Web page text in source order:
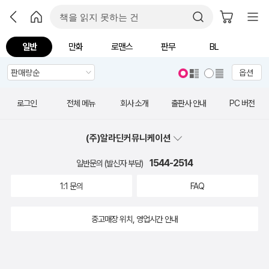
일반 만화 로맨스 판무 BL
옵션
로그인 전체 메뉴 회사 소개 출판사 안내 PC 버전
(주)알라딘커뮤니케이션
일반문의 (발신자 부담) 1544-2514
1:1 문의 FAQ
중고매장 위치, 영업시간 안내